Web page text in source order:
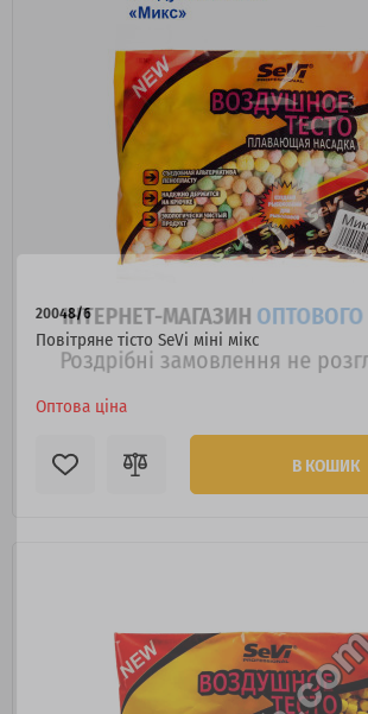
20048/6
Повітряне тісто SeVi міні мікс
Оптова ціна
В КОШИК
ІНТЕРНЕТ-МАГАЗИН
Роздрібні замовлення не